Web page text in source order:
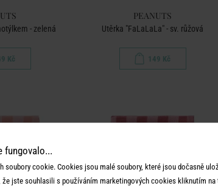
- zelená
Kč
PEANUTS
Utěrka "FaLaLaLa" - sv. růžová
149 Kč
fungovalo...
soubory cookie. Cookies jsou malé soubory, které jsou dočasně
jste souhlasili s používáním marketingových cookies kliknutím na